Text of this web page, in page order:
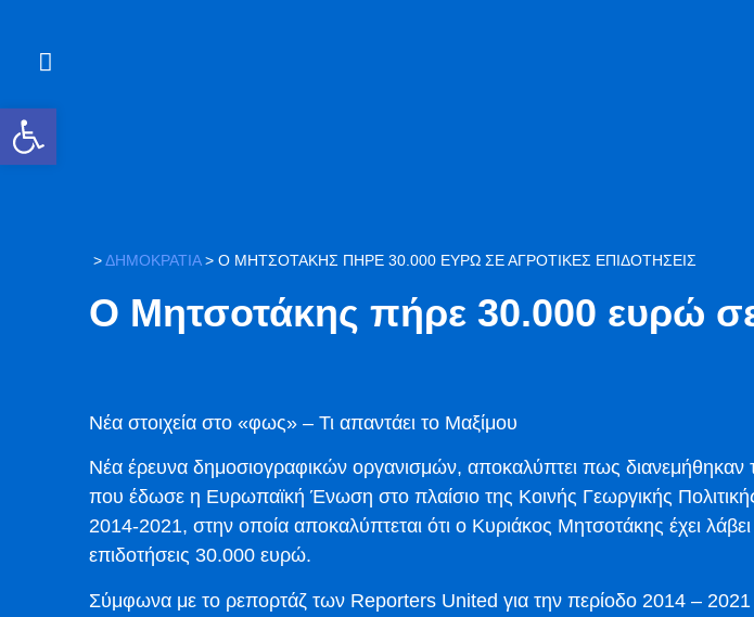
Ανοίξτε τη γραμμή εργαλείων
>ΔΗΜΟΚΡΑΤΙΑ> Ο ΜΗΤΣΟΤΆΚΗΣ ΠΉΡΕ 30.000 ΕΥΡΏ ΣΕ ΑΓΡΟΤΙΚΈΣ ΕΠΙΔΟΤΉΣΕΙΣ
Ο Μητσοτάκης πήρε 30.000 ευρώ σε
Νέα στοιχεία στο «φως» – Τι απαντάει το Μαξίμου
Νέα έρευνα δημοσιογραφικών οργανισμών, αποκαλύπτει πως διανεμήθηκαν
που έδωσε η Ευρωπαϊκή Ένωση στο πλαίσιο της Κοινής Γεωργικής
2014-2021, στην οποία αποκαλύπτεται ότι ο Κυριάκος Μητσοτάκης έχει λάβει
επιδοτήσεις 30.000 ευρώ.
Σύμφωνα με το ρεπορτάζ των Reporters United για την περίοδο 2014 –